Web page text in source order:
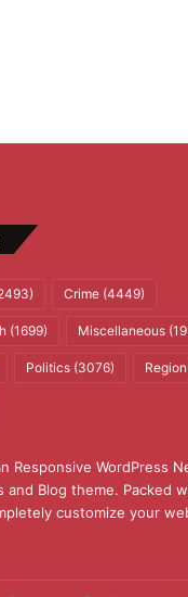
Crime(4449)
(1699) Miscellaneous
Politics(3076) Region
Responsive WordPress
and Blog theme. Packed
customize your